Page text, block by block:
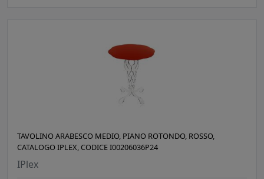
TAVOLINO ARABESCO MEDIO, PIANO ROTONDO, ROSSO,
CATALOGO IPLEX, CODICE I00206036P24
IPlex